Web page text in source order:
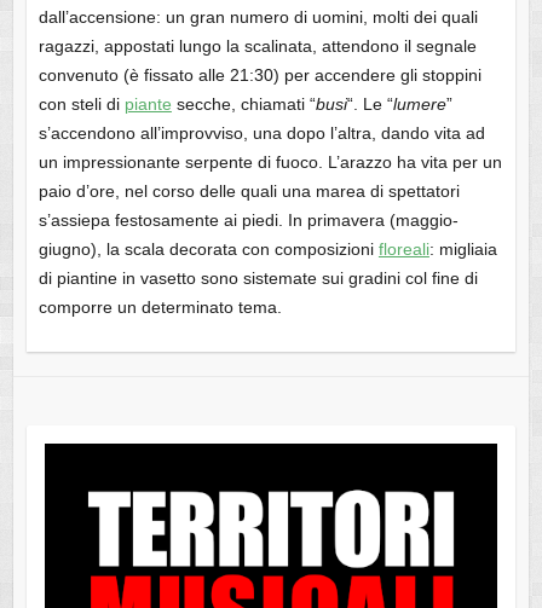
dall’accensione: un gran numero di uomini, molti dei quali
ragazzi, appostati lungo la scalinata, attendono il segnale
convenuto (è fissato alle 21:30) per accendere gli stoppini
con steli di piante secche, chiamati “busi“. Le “lumere”
s’accendono all’improvviso, una dopo l’altra, dando vita ad
un impressionante serpente di fuoco. L’arazzo ha vita per un
paio d’ore, nel corso delle quali una marea di spettatori
s’assiepa festosamente ai piedi. In primavera (maggio-
giugno), la scala decorata con composizioni floreali: migliaia
di piantine in vasetto sono sistemate sui gradini col fine di
comporre un determinato tema.